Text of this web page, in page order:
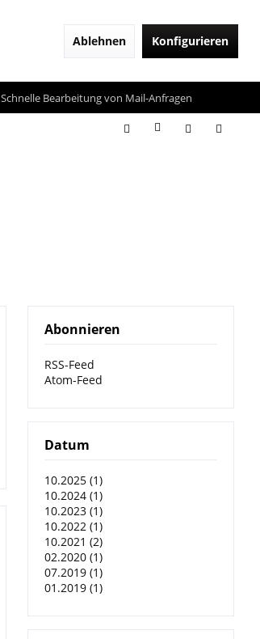
Ablehnen Konfigurieren
Schnelle Bearbeitung von Mail-Anfragen
Abonnieren
RSS-Feed
Atom-Feed
Datum
10.2025 (1)
10.2024 (1)
10.2023 (1)
10.2022 (1)
10.2021 (2)
02.2020 (1)
07.2019 (1)
01.2019 (1)